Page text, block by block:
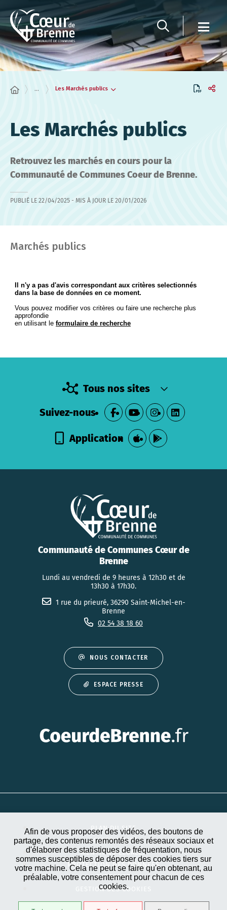
Panneau de gestion des cookies
Afin de vous proposer des vidéos, des boutons de
partage, des contenus remontés des réseaux sociaux et
d'élaborer des statistiques de fréquentation, nous
sommes susceptibles de déposer des cookies tiers sur
votre machine. Cela ne peut se faire qu'en obtenant, au
préalable, votre consentement pour chacun de ces
cookies.
... Les Marchés publics
Les Marchés publics
Retrouvez les marchés en cours pour la
Communauté de Communes Coeur de Brenne.
PUBLIÉ LE 22/04/2025 - MIS À JOUR LE 20/01/2026
Marchés publics
Tous nos sites
Suivez-nous
Application
Communauté de Communes Cœur de
Brenne
Lundi au vendredi de 9 heures à 12h30 et de
13h30 à 17h30.
1 rue du prieuré, 36290 Saint-Michel-en-
Brenne
02 54 38 18 60
NOUS CONTACTER
ESPACE PRESSE
PLAN DU SITE
ACCESSIBILITÉ
MENTIONS LÉGALES
PROTECTION DES DONNÉES
EXTRANET
GESTION DES COOKIES